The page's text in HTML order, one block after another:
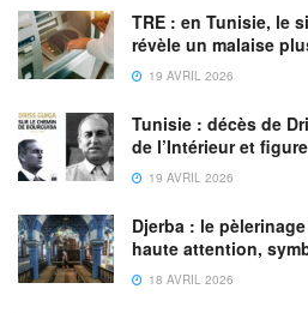
TRE : en Tunisie, le
révèle un malaise
19 AVRIL 2026
Tunisie : décès de
de l’Intérieur et
19 AVRIL 2026
Djerba : le
haute attention,
18 AVRIL 2026